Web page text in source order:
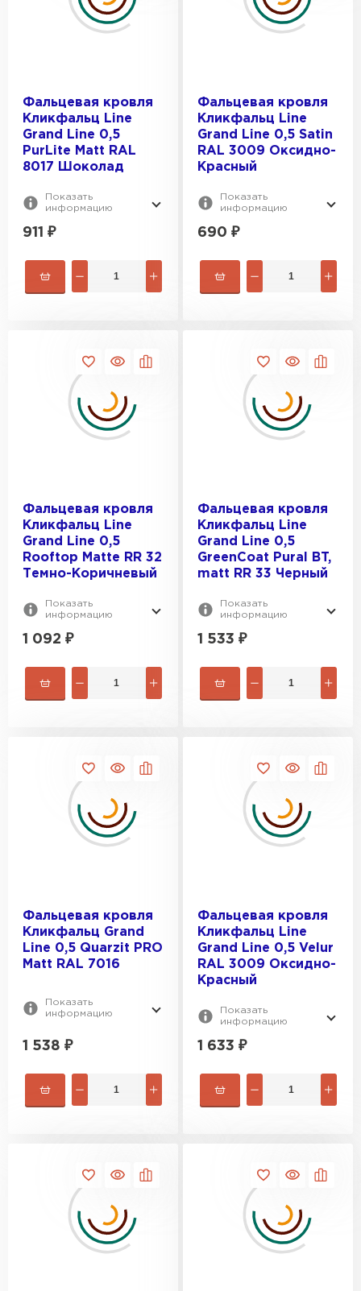
Фальцевая кровля
Кликфальц Line
Grand Line 0,5
PurLite Matt RAL
8017 Шоколад
Показать
информацию
911 ₽
Фальцевая кровля
Кликфальц Line
Grand Line 0,5 Satin
RAL 3009 Оксидно-
Красный
Показать
информацию
690 ₽
Фальцевая кровля
Кликфальц Line
Grand Line 0,5
Rooftop Matte RR 32
Темно-Коричневый
Показать
информацию
1 092 ₽
Фальцевая кровля
Кликфальц Line
Grand Line 0,5
GreenCoat Pural BT,
matt RR 33 Черный
Показать
информацию
1 533 ₽
Фальцевая кровля
Кликфальц Grand
Line 0,5 Quarzit PRO
Matt RAL 7016
Показать
информацию
1 538 ₽
Фальцевая кровля
Кликфальц Line
Grand Line 0,5 Velur
RAL 3009 Оксидно-
Красный
Показать
информацию
1 633 ₽
Ондулин